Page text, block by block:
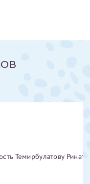
Темирбулатову
вычет - ФИО